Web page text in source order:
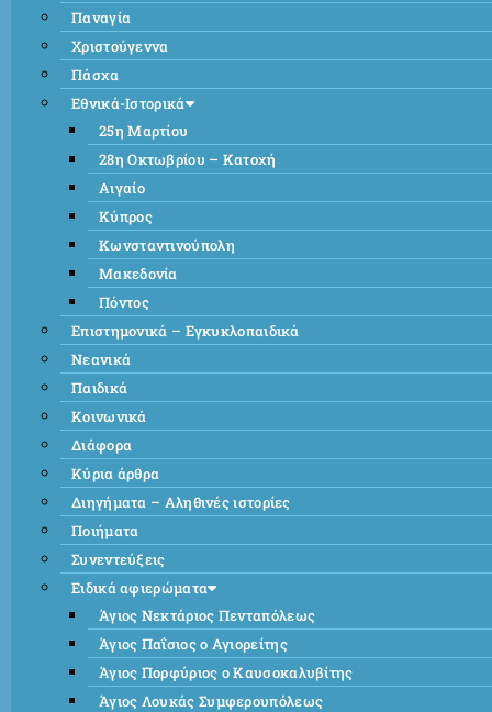
Παναγία
Χριστούγεννα
Πάσχα
Εθνικά-Ιστορικά
25η Μαρτίου
28η Οκτωβρίου – Κατοχή
Αιγαίο
Κύπρος
Κωνσταντινούπολη
Μακεδονία
Πόντος
Επιστημονικά – Εγκυκλοπαιδικά
Νεανικά
Παιδικά
Κοινωνικά
Διάφορα
Κύρια άρθρα
Διηγήματα – Αληθινές ιστορίες
Ποιήματα
Συνεντεύξεις
Ειδικά αφιερώματα
Άγιος Νεκτάριος Πενταπόλεως
Άγιος Παΐσιος ο Αγιορείτης
Άγιος Πορφύριος ο Καυσοκαλυβίτης
Άγιος Λουκάς Συμφερουπόλεως